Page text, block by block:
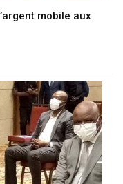
mobile aux